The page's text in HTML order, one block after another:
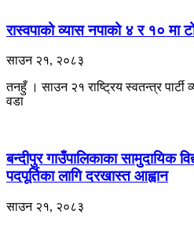
रास्वपाको व्यास नपाको ४ र १०
साउन २१, २०८३
तनहुँ । साउन २१ राष्ट्रिय स्वतन्त्र पार्टी
वडा
बन्दीपुर गाउँपालिकाका सामुदायिक
पदपूर्तिका लागि दरखास्त आह्वान
साउन २१, २०८३